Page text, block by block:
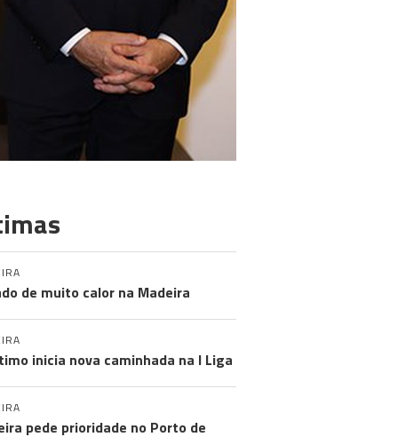
de muito calor na Madeira
inicia nova caminhada na I Liga
pede prioridade no Porto de